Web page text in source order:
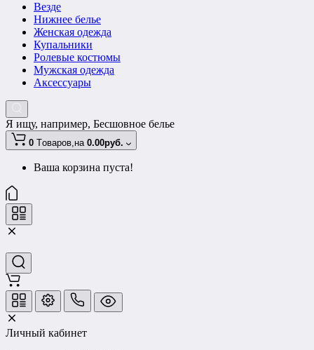
Везде
Нижнее белье
Женская одежда
Купальники
Ролевые костюмы
Мужская одежда
Аксессуары
Я ищу, например, Бесшовное белье
0 Tоваров,на 0.00руб.
Ваша корзина пуста!
Личный кабинет